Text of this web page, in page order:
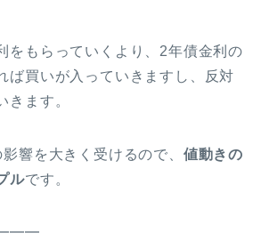
をもらっていくより、2年債金利の
ば買いが入っていきますし、反対
きます。
響を大きく受けるので、 値動きの
ルです。